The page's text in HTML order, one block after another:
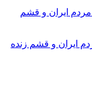
ایران و قشم زنده